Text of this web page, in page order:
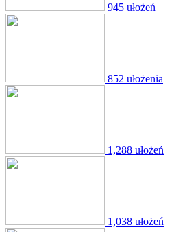
945 ułożeń
852 ułożenia
1,288 ułożeń
1,038 ułożeń